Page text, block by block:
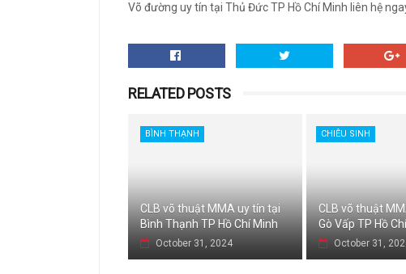
Võ đường uy tín tại Thủ Đức TP Hồ Chí Minh liên hệ
RELATED POSTS
BÌNH THẠNH
CLB võ thuật MMA uy tín tại
Bình Thạnh TP Hồ Chí Minh
October 31, 2024
CHIÊU SINH
CLB võ thuật
Gò Vấp TP Hồ
October 31,